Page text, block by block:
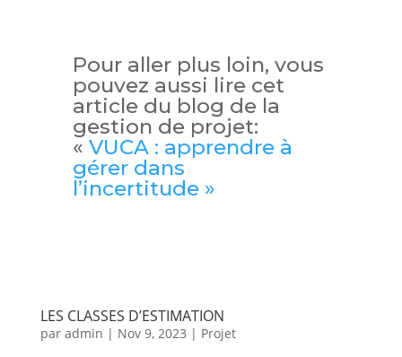
Pour aller plus loin, vous
pouvez aussi lire cet
article du blog de la
gestion de projet:
« VUCA : apprendre à
gérer dans
l’incertitude »
LES CLASSES D’ESTIMATION
par admin | Nov 9, 2023 | Projet